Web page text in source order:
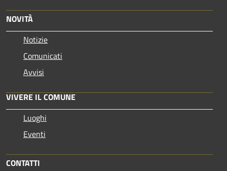
NOVITÀ
Notizie
Comunicati
Avvisi
VIVERE IL COMUNE
Luoghi
Eventi
CONTATTI